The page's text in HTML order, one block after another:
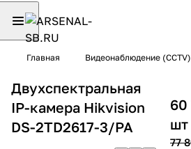
Главная Видеонаблюдение (CCTV)
Двухспектральная
IP-камера Hikvision
DS-2TD2617-3/PA
60
шт
77